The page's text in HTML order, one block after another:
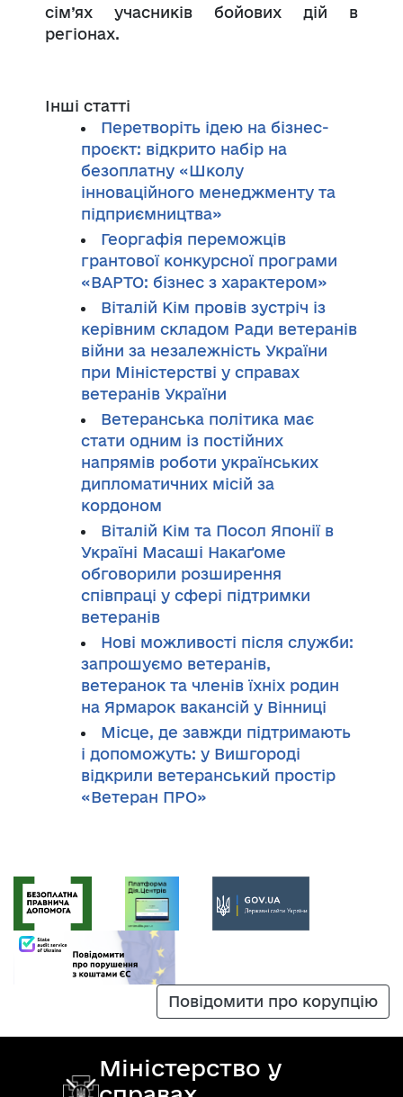
сім’ях учасників бойових дій в
регіонах.
Інші статті
Перетворіть ідею на бізнес-
проєкт: відкрито набір на
безоплатну «Школу
інноваційного менеджменту та
підприємництва»
Георгафія переможців
грантової конкурсної програми
«ВАРТО: бізнес з характером»
Віталій Кім провів зустріч із
керівним складом Ради ветеранів
війни за незалежність України
при Міністерстві у справах
ветеранів України
Ветеранська політика має
стати одним із постійних
напрямів роботи українських
дипломатичних місій за
кордоном
Віталій Кім та Посол Японії в
Україні Масаші Накаґоме
обговорили розширення
співпраці у сфері підтримки
ветеранів
Нові можливості після служби:
запрошуємо ветеранів,
ветеранок та членів їхніх родин
на Ярмарок вакансій у Вінниці
Місце, де завжди підтримають
і допоможуть: у Вишгороді
відкрили ветеранський простір
«Ветеран ПРО»
Повідомити про корупцію
Міністерство у